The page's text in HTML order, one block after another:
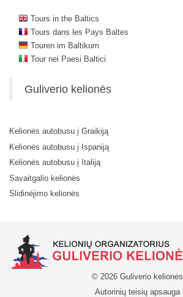
Tours in the Baltics
Tours dans les Pays Baltes
Touren im Baltikum
Tour nei Paesi Baltici
Guliverio kelionės
Kelionės autobusu į Graikiją
Kelionės autobusu į Ispaniją
Kelionės autobusu į Italiją
Savaitgalio kelionės
Slidinėjimo kelionės
© 2026 Guliverio kelionės
Autorinių teisių apsauga